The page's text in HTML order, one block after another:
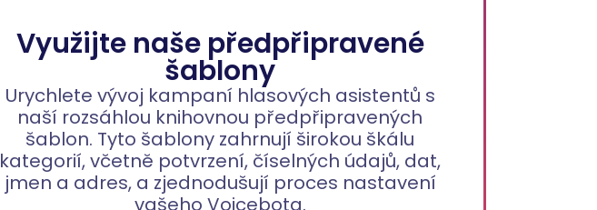
Využijte naše předpřipravené
šablony
Urychlete vývoj kampaní hlasových asistentů s
naší rozsáhlou knihovnou předpřipravených
šablon. Tyto šablony zahrnují širokou škálu
kategorií, včetně potvrzení, číselných údajů, dat,
jmen a adres, a zjednodušují proces nastavení
vašeho Voicebota.